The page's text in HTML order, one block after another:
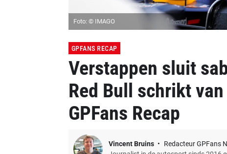
Foto: © IMAGO
GPFANS RECAP
Verstappen sluit
Red Bull schrikt
GPFans Recap
Vincent Bruins
Redacteur GPFans